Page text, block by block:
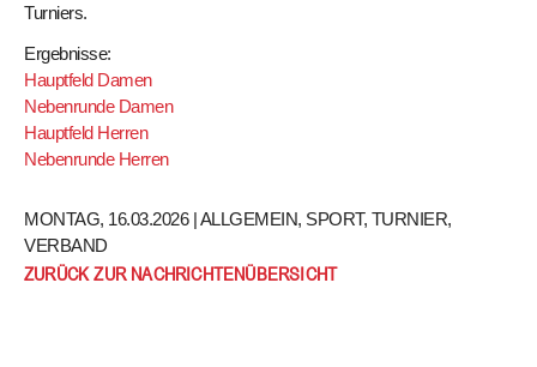
Turniers.
Ergebnisse:
Hauptfeld Damen
Nebenrunde Damen
Hauptfeld Herren
Nebenrunde Herren
MONTAG, 16.03.2026 |ALLGEMEIN, SPORT, TURNIER,
VERBAND
ZURÜCK ZUR NACHRICHTENÜBERSICHT